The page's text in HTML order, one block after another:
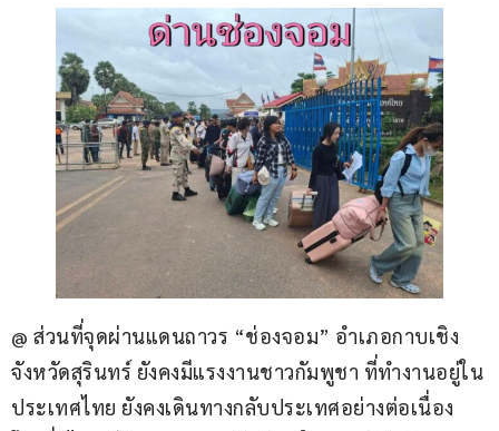
@ ส่วนที่จุดผ่านแดนถาวร “ช่องจอม” อำเภอกาบเชิง
จังหวัดสุรินทร์ ยังคงมีแรงงานชาวกัมพูชา ที่ทำงานอยู่ใน
ประเทศไทย ยังคงเดินทางกลับประเทศอย่างต่อเนื่อง